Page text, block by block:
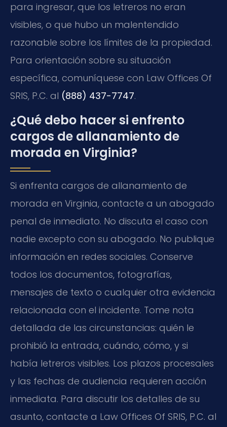
para ingresar, que los letreros no eran
visibles, o que hubo un malentendido
razonable sobre los límites de la propiedad.
Para orientación sobre su situación
específica, comuníquese con Law Offices Of
SRIS, P.C. al (888) 437-7747.
¿Qué debo hacer si enfrento
cargos de allanamiento de
morada en Virginia?
Si enfrenta cargos de allanamiento de
morada en Virginia, contacte a un abogado
penal de inmediato. No discuta el caso con
nadie excepto con su abogado. No publique
información en redes sociales. Conserve
todos los documentos, fotografías,
mensajes de texto o cualquier otra evidencia
relacionada con el incidente. Tome nota
detallada de las circunstancias: quién le
prohibió la entrada, cuándo, cómo, y si
había letreros visibles. Los plazos procesales
y las fechas de audiencia requieren acción
inmediata. Para discutir los detalles de su
asunto, contacte a Law Offices Of SRIS, P.C. al